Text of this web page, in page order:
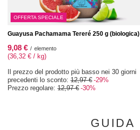
OFFERTA SPECIALE
Guayusa Pachamama Tereré 250 g (biologica)
9,08 € / elemento
(36,32 € / kg)
Il prezzo del prodotto più basso nei 30 giorni
precedenti lo sconto: 12,97 € -29%
Prezzo regolare: 12,97 € -30%
GUIDA